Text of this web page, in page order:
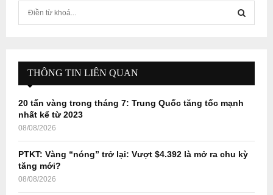
f
r
E
A
H
THÔNG TIN LIÊN QUAN
20 tấn vàng trong tháng 7: Trung Quốc tăng tốc mạnh
nhất kể từ 2023
08/08/2026
PTKT: Vàng “nóng” trở lại: Vượt $4.392 là mở ra chu kỳ
tăng mới?
08/08/2026